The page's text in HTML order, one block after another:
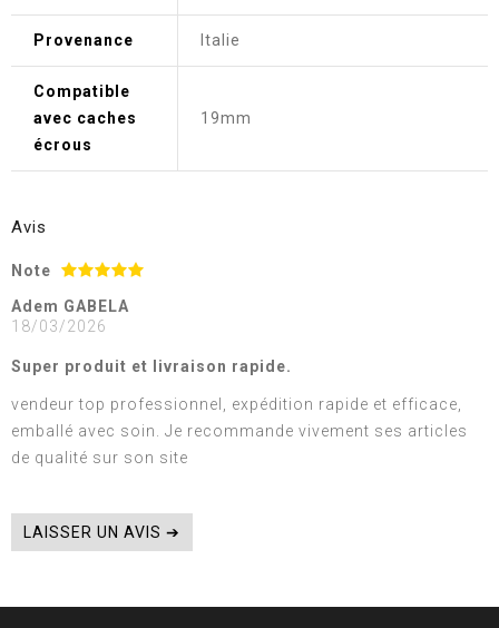
Provenance Italie
Compatible
avec caches
écrous
19mm
Avis
Note
Adem GABELA
18/03/2026
Super produit et livraison rapide.
vendeur top professionnel, expédition rapide et efficace,
emballé avec soin. Je recommande vivement ses articles
de qualité sur son site
LAISSER UN AVIS ➔